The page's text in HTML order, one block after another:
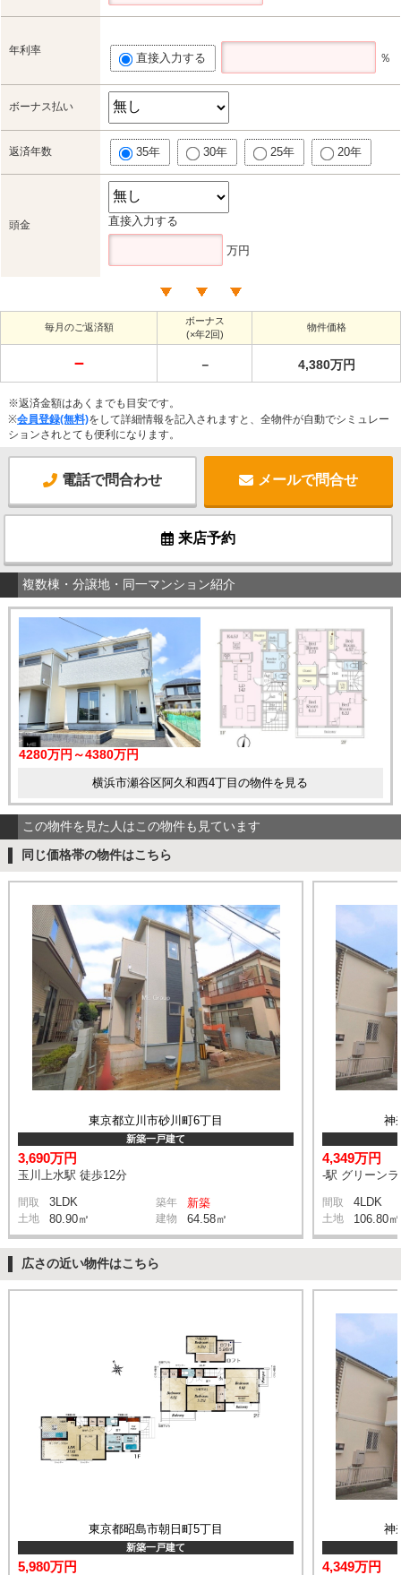
年利率
直接入力する ％
ボーナス払い
返済年数 35年 30年 25年 20年
頭金 直接入力する
万円
毎月のご返済額
ボーナス
(×年2回)
物件価格
－ － 4,380万円
※返済金額はあくまでも目安です。
※会員登録(無料)をして詳細情報を記入されますと、全物件が自動でシミュレー
ションされとても便利になります。
電話で問合わせ メールで問合せ
来店予約
複数棟・分譲地・同一マンション紹介
4280万円～4380万円
横浜市瀬谷区阿久和西4丁目の物件を見る
この物件を見た人はこの物件も見ています
同じ価格帯の物件はこちら
東京都立川市砂川町6丁目
新築一戸建て
3,690万円
玉川上水駅 徒歩12分
間取 3LDK 築年 新築
土地 80.90㎡ 建物 64.58㎡
神
4,349万円
-駅 グリーン
間取 4LDK
土地 106.80㎡
広さの近い物件はこちら
東京都昭島市朝日町5丁目
新築一戸建て
5,980万円
神
4,349万円